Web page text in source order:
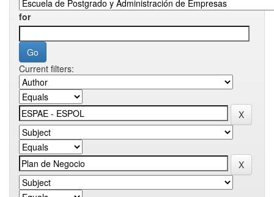
for
Current filters: